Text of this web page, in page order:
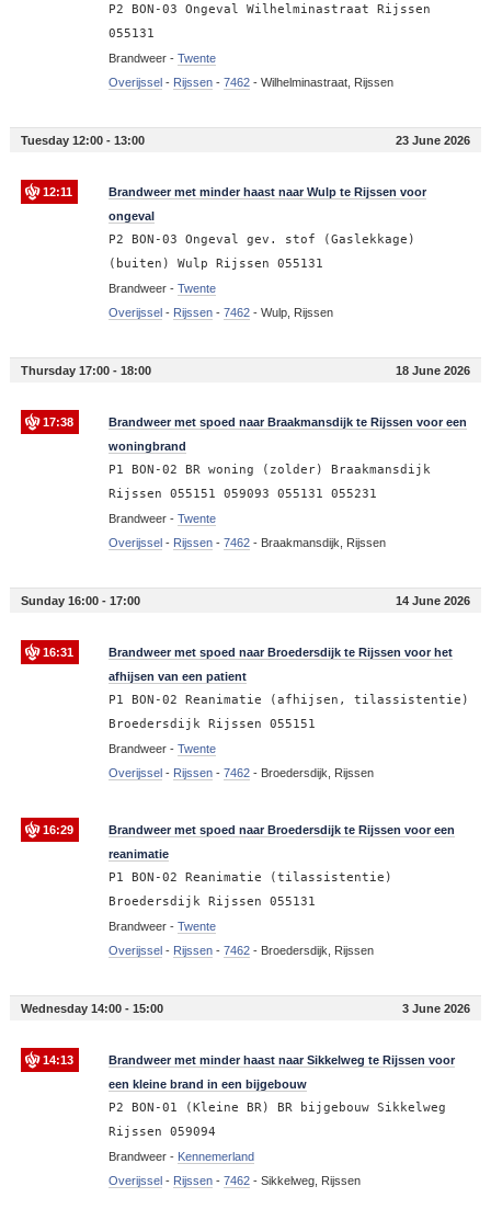
P2 BON-03 Ongeval Wilhelminastraat Rijssen
055131
Brandweer - Twente
Overijssel- Rijssen- 7462- Wilhelminastraat, Rijssen
Tuesday 12:00 - 13:00 23 June 2026
12:11
Brandweer met minder haast naar Wulp te Rijssen voor
ongeval
P2 BON-03 Ongeval gev. stof (Gaslekkage)
(buiten) Wulp Rijssen 055131
Brandweer - Twente
Overijssel- Rijssen- 7462- Wulp, Rijssen
Thursday 17:00 - 18:00 18 June 2026
17:38
Brandweer met spoed naar Braakmansdijk te Rijssen voor een
woningbrand
P1 BON-02 BR woning (zolder) Braakmansdijk
Rijssen 055151 059093 055131 055231
Brandweer - Twente
Overijssel- Rijssen- 7462- Braakmansdijk, Rijssen
Sunday 16:00 - 17:00 14 June 2026
16:31
Brandweer met spoed naar Broedersdijk te Rijssen voor het
afhijsen van een patient
P1 BON-02 Reanimatie (afhijsen, tilassistentie)
Broedersdijk Rijssen 055151
Brandweer - Twente
Overijssel- Rijssen- 7462- Broedersdijk, Rijssen
16:29
Brandweer met spoed naar Broedersdijk te Rijssen voor een
reanimatie
P1 BON-02 Reanimatie (tilassistentie)
Broedersdijk Rijssen 055131
Brandweer - Twente
Overijssel- Rijssen- 7462- Broedersdijk, Rijssen
Wednesday 14:00 - 15:00 3 June 2026
14:13
Brandweer met minder haast naar Sikkelweg te Rijssen voor
een kleine brand in een bijgebouw
P2 BON-01 (Kleine BR) BR bijgebouw Sikkelweg
Rijssen 059094
Brandweer - Kennemerland
Overijssel- Rijssen- 7462- Sikkelweg, Rijssen